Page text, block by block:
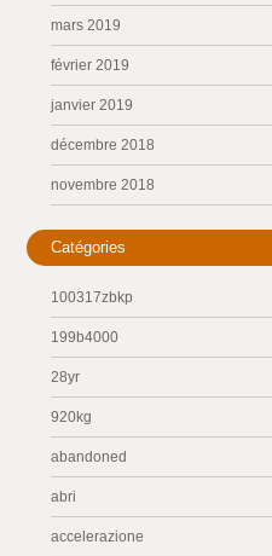
mars 2019
février 2019
janvier 2019
décembre 2018
novembre 2018
Catégories
100317zbkp
199b4000
28yr
920kg
abandoned
abri
accelerazione